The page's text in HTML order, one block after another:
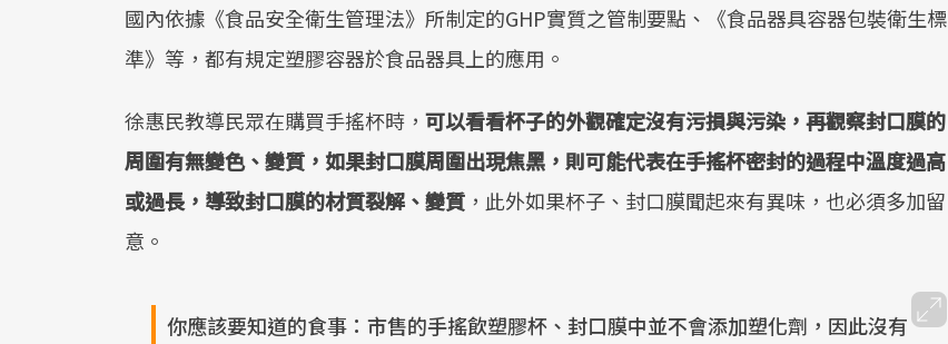
國內依據《食品安全衛生管理法》所制定的GHP實質之管制要點、《食品器具容器包裝衛生標
準》等，都有規定塑膠容器於食品器具上的應用。
徐惠民教導民眾在購買手搖杯時， 可以看看杯子的外觀確定沒有污損與污染，再觀察封口膜的
周圍有無變色、變質，如果封口膜周圍出現焦黑，則可能代表在手搖杯密封的過程中溫度過高
或過長，導致封口膜的材質裂解、變質 ，此外如果杯子、封口膜聞起來有異味，也必須多加留
意。
你應該要知道的食事：市售的手搖飲塑膠杯、封口膜中並不會添加塑化劑，因此沒有